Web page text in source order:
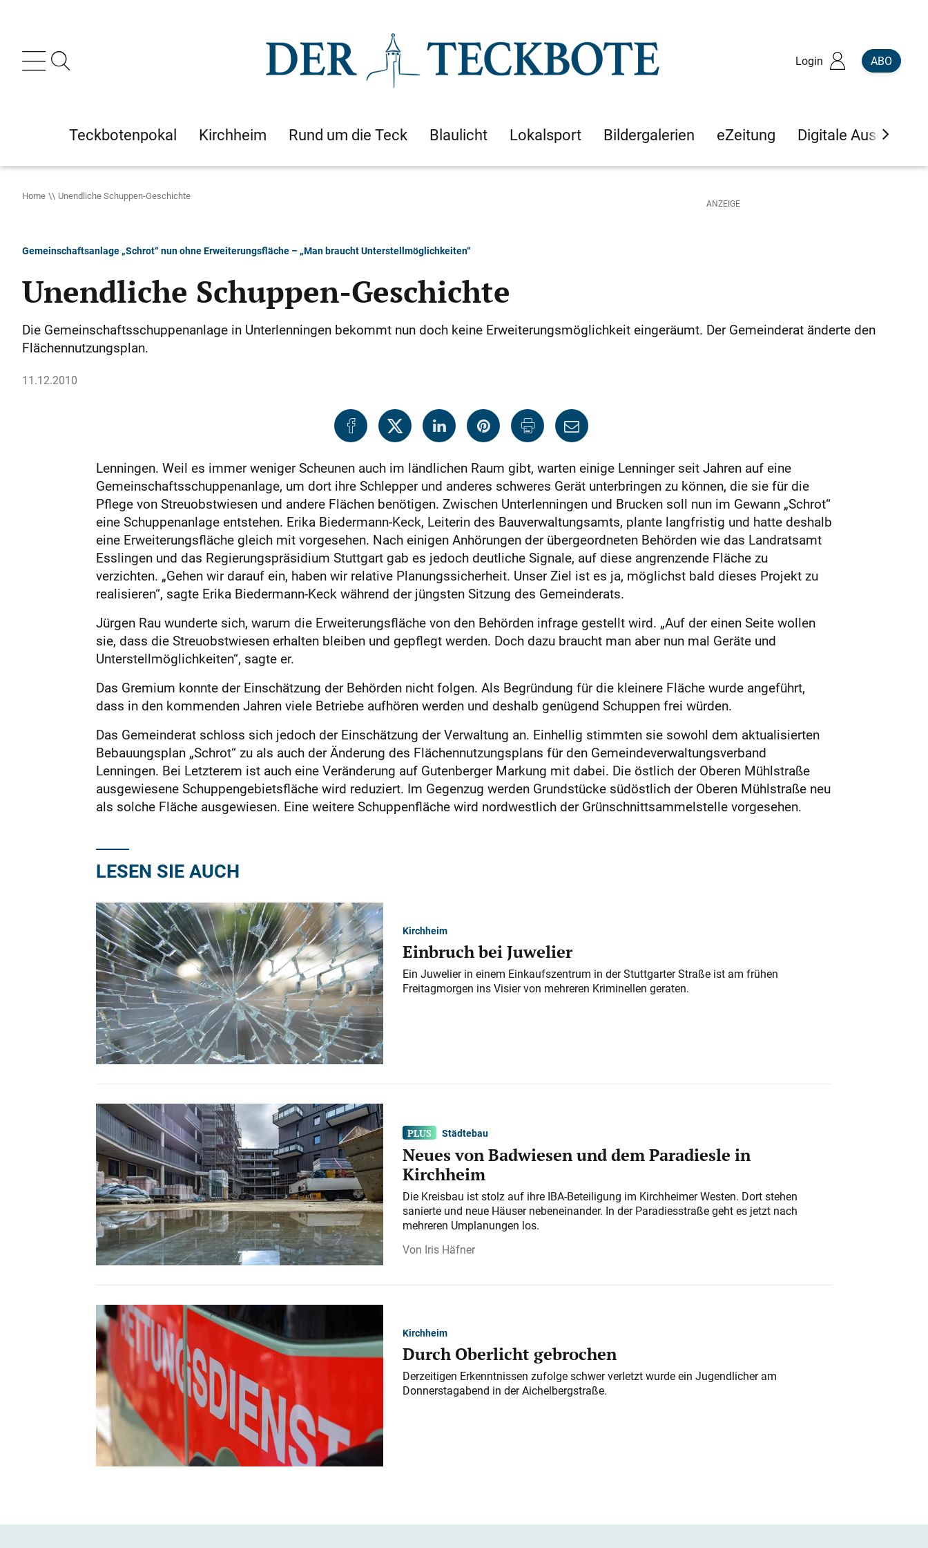
Login ABO
Teckbotenpokal Kirchheim Rund um die Teck Blaulicht Lokalsport Bildergalerien eZeitung Digitale Ausgaben
Home Unendliche Schuppen-Geschichte
Gemeinschaftsanlage „Schrot“ nun ohne Erweiterungsfläche – „Man braucht Unterstellmöglichkeiten“
Unendliche Schuppen-Geschichte
Die Gemeinschaftsschuppenanlage in Unterlenningen bekommt nun doch keine Erweiterungsmöglichkeit eingeräumt. Der Gemeinderat änderte den
Flächen­nutzungsplan.
11.12.2010
Lenningen. Weil es immer weniger Scheunen auch im ländlichen Raum gibt, warten einige Lenninger seit Jahren auf eine
Gemeinschaftsschuppenanlage, um dort ihre Schlepper und anderes schweres Gerät unterbringen zu können, die sie für die
Pflege von Streuobstwiesen und andere Flächen benötigen. Zwischen Unterlenningen und Brucken soll nun im Gewann „Schrot“
eine Schuppenanlage entstehen. Erika Biedermann-Keck, Leiterin des Bauverwaltungsamts, plante lang­fristig und hatte deshalb
eine Erweiterungsfläche gleich mit vorgesehen. Nach einigen Anhörungen der übergeordneten Behörden wie das Landratsamt
Esslingen und das Regierungspräsidium Stuttgart gab es jedoch deutliche Signale, auf diese angrenzende Fläche zu
verzichten. „Gehen wir darauf ein, haben wir relative Planungssicherheit. Unser Ziel ist es ja, möglichst bald dieses Projekt zu
realisieren“, sagte Erika Biedermann-Keck während der jüngsten Sitzung des Gemeinderats.
Jürgen Rau wunderte sich, warum die Erweiterungsfläche von den Behörden infrage gestellt wird. „Auf der einen Seite wollen
sie, dass die Streuobstwiesen erhalten bleiben und gepflegt werden. Doch dazu braucht man aber nun mal Geräte und
Unterstellmöglichkei­ten“, sagte er.
Das Gremium konnte der Einschätzung der Behörden nicht folgen. Als Begründung für die klei­nere Fläche wurde angeführt,
dass in den kommenden Jahren viele Betriebe aufhören werden und deshalb genügend Schuppen frei würden.
Das Gemeinderat schloss sich jedoch der Einschätzung der Verwaltung an. Einhellig stimmten sie sowohl dem aktualisierten
Bebauungsplan „Schrot“ zu als auch der Änderung des Flächennutzungsplans für den Gemeindeverwaltungsverband
Lenningen. Bei Letzterem ist auch eine Veränderung auf Gutenberger Markung mit dabei. Die östlich der Oberen Mühlstraße
ausgewiesene Schuppengebietsfläche wird reduziert. Im Gegenzug werden Grundstücke südöstlich der Oberen Mühlstraße neu
als solche Fläche ausgewiesen. Eine weitere Schuppenfläche wird nordwestlich der Grünschnittsammelstelle vorgesehen.
LESEN SIE AUCH
Kirchheim
Einbruch bei Juwelier
Ein Juwelier in einem Einkaufszentrum in der Stuttgarter Straße ist am frühen
Freitagmorgen ins Visier von mehreren Kriminellen geraten.
Städtebau
Neues von Badwiesen und dem Paradiesle in
Kirchheim
Die Kreisbau ist stolz auf ihre IBA-Beteiligung im Kirchheimer Westen. Dort stehen
sanierte und neue Häuser nebeneinander. In der Paradiesstraße geht es jetzt nach
mehreren Umplanungen los.
Iris Häfner
Kirchheim
Durch Oberlicht gebrochen
Derzeitigen Erkenntnissen zufolge schwer verletzt wurde ein Jugendlicher am
Donnerstagabend in der Aichelbergstraße.